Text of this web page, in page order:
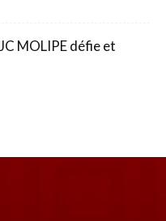
MOLIPE défie et